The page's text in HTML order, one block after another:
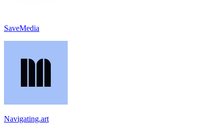
SaveMedia
Navigating.art